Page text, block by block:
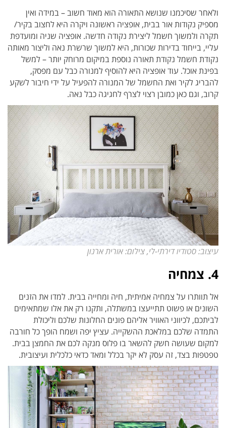
ולאחר שסיכמנו שנושא התאורה הוא מאוד חשוב – במידה ואין
מספיק נקודות אור בבית, אופציה ראשונה ויקרה היא לחצוב בקיר/
תקרה ולמשוך חשמל ליצירת נקודה חדשה. אופציה שניה ומועדפת
עליי, בייחוד בדירות שכורות, היא למשוך שרשרת נאה וליצור מאותה
נקודת חשמל נקודת תאורה נוספת במיקום מרוחק יותר – למשל
בפינת אוכל. עוד אופציה היא להוסיף למנורה כבל עם מפסק,
להבריג לקיר ואת החשמל של המנורה להפעיל על ידי חיבור לשקע
קרוב, וגם כאן כמובן רצוי לצרף לחגיגה כבל נאה.
עיצוב: סטודיו דירתי-לי, צילום: אורית ארנון
4. צמחיה
אל תוותרו על צמחיה אמיתית, חיה ומחייה בבית. למדו את הזנים
השונים או פשוט תתייעצו במשתלה, ותקנו רק את אלו שמתאימים
לביתכם, לכיווני האוויר אליהם פונים החלונות שלכם וליכולת
התמדה שלכם במלאכת ההשקייה. עציץ יפה ושמח הופך כל חורבה
למקום שעושה חשק להשאר בו פלוס מנקה לכם את החמצן בבית.
טפטפות בצד, זה עסק לא יקר בכלל ומאד כדאי כלכלית ועיצובית.